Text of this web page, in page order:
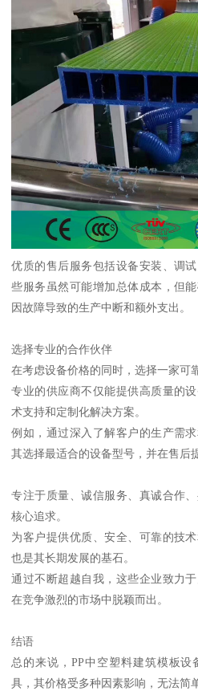
优质的售后服务包括设备安装、调
些服务虽然可能增加总体成本，但
因故障导致的生产中断和额外支出。
选择专业的合作伙伴
在考虑设备价格的同时，选择一家可
专业的供应商不仅能提供高质量的
术支持和定制化解决方案。
例如，通过深入了解客户的生产需
其选择最适合的设备型号，并在售后
专注于质量、诚信服务、真诚合作
核心追求。
为客户提供优质、安全、可靠的技
也是其长期发展的基石。
通过不断超越自我，这些企业致力
在竞争激烈的市场中脱颖而出。
结语
总的来说，PP中空塑料建筑模板
具，其价格受多种因素影响，无法简